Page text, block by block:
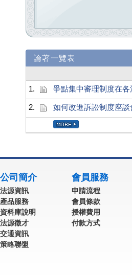
論著一覽表
1.
爭點集中審理制度在
2. 如何改進訴訟制度座
公司簡介
法源資訊
產品服務
資料庫說明
法源徵才
交通資訊
策略聯盟
會員服務
申請流程
會員條款
授權費用
付款方式